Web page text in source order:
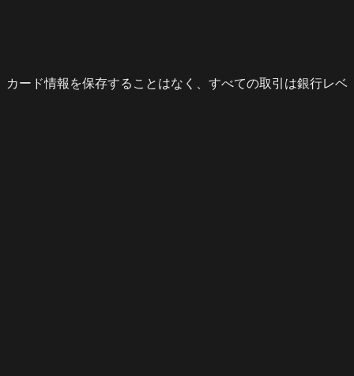
ード情報を保存することはなく、すべての取引は銀行レベ